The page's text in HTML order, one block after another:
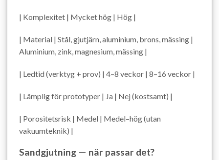
| Komplexitet | Mycket hög | Hög |
| Material | Stål, gjutjärn, aluminium, brons, mässing |
Aluminium, zink, magnesium, mässing |
| Ledtid (verktyg + prov) | 4–8 veckor | 8–16 veckor |
| Lämplig för prototyper | Ja | Nej (kostsamt) |
| Porositetsrisk | Medel | Medel–hög (utan
vakuumteknik) |
Sandgjutning — när passar det?